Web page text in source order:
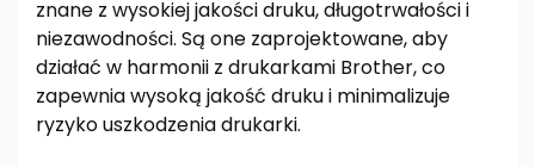
znane z wysokiej jakości druku, długotrwałości i
niezawodności. Są one zaprojektowane, aby
działać w harmonii z drukarkami Brother, co
zapewnia wysoką jakość druku i minimalizuje
ryzyko uszkodzenia drukarki.